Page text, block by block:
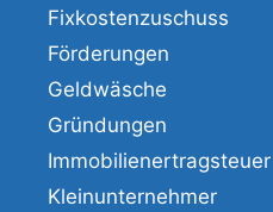
Fixkostenzuschuss
Förderungen
Geldwäsche
Gründungen
Immobilienertragsteuer
Kleinunternehmer